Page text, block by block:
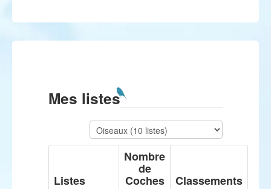
Mes listes
Listes
Nombre
de
Coches
Classements